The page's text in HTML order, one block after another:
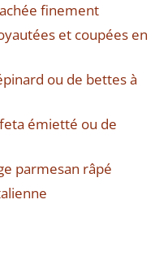
finement
et coupées en
ou de bettes à
émietté ou de
parmesan râpé